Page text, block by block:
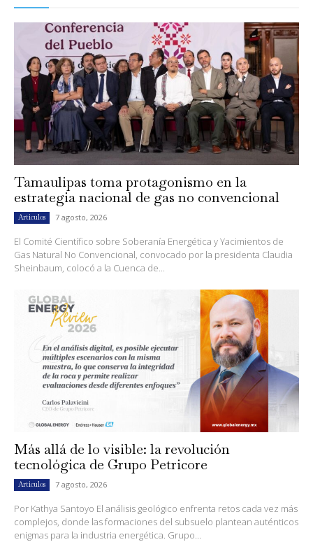
Tamaulipas toma protagonismo en la
estrategia nacional de gas no convencional
Artículos 7 agosto, 2026
El Comité Científico sobre Soberanía Energética y Yacimientos de
Gas Natural No Convencional, convocado por la presidenta Claudia
Sheinbaum, colocó a la Cuenca de...
Más allá de lo visible: la revolución
tecnológica de Grupo Petricore
Artículos 7 agosto, 2026
Por Kathya Santoyo El análisis geológico enfrenta retos cada vez más
complejos, donde las formaciones del subsuelo plantean auténticos
enigmas para la industria energética. Grupo...